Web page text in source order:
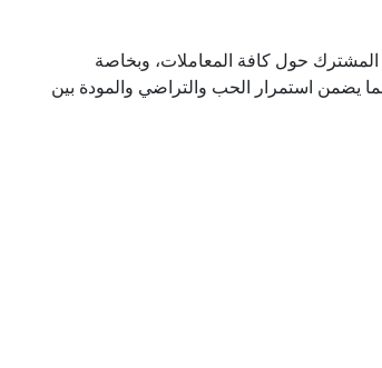
المشترك حول كافة المعاملات، وبخاصة
يضمن استمرار الحب والتراضي والمودة بين